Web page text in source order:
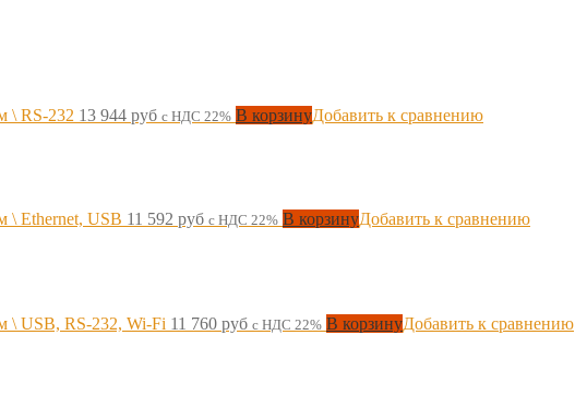
\ RS-232 13 944 руб с НДС 22% В корзинуДобавить к сравнению
\ Ethernet, USB 11 592 руб с НДС 22% В корзинуДобавить к сравнению
\ USB, RS-232, Wi-Fi 11 760 руб с НДС 22% В корзинуДобавить к сравнению